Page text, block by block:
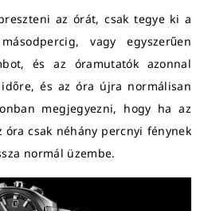
az órát, csak tegye ki a
vagy egyszerűen
és az óramutatók azonnal
és az óra újra normálisan
megjegyezni, hogy ha az
csak néhány percnyi fénynek
normál üzembe.